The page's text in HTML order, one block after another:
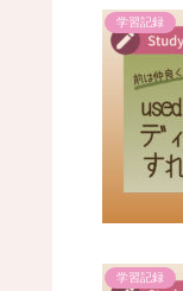
学習記録
学習記録